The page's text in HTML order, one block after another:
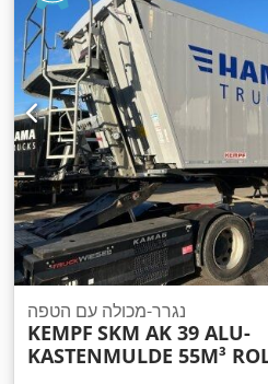
נגרר-מכולה עם הטפה
KEMPF SKM AK 39 ALU-
KASTENMULDE 55M³